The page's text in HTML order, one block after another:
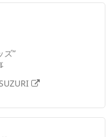
SUZURI